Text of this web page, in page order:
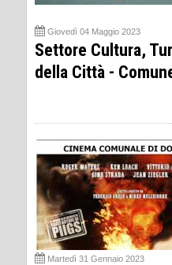
Giovedì 04 Maggio 2023
Settore Cultura,
della Città -
Martedì 31 Gennaio 2023